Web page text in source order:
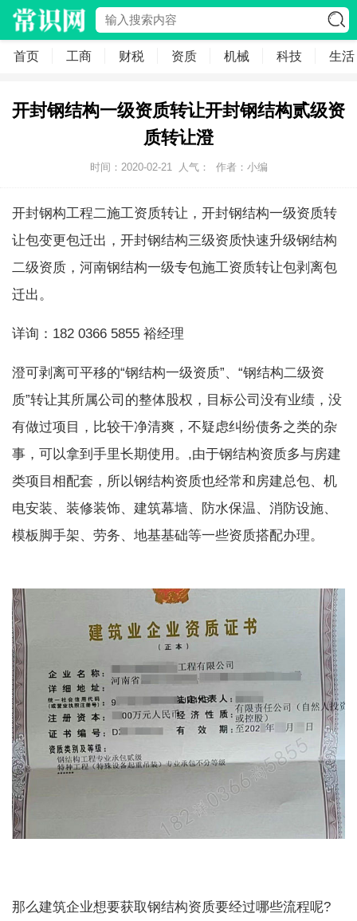
首页 工商 财税 资质 机械 科技 生活
开封钢结构一级资质转让开封钢结构贰级资
质转让澄
时间：2020-02-21 人气： 作者：小编
开封钢构工程二施工资质转让，开封钢结构一级资质转
让包变更包迁出，开封钢结构三级资质快速升级钢结构
二级资质，河南钢结构一级专包施工资质转让包剥离包
迁出。
详询：182 0366 5855 裕经理
澄可剥离可平移的“钢结构一级资质”、“钢结构二级资
质”转让其所属公司的整体股权，目标公司没有业绩，没
有做过项目，比较干净清爽，不疑虑纠纷债务之类的杂
事，可以拿到手里长期使用。,由于钢结构资质多与房建
类项目相配套，所以钢结构资质也经常和房建总包、机
电安装、装修装饰、建筑幕墙、防水保温、消防设施、
模板脚手架、劳务、地基基础等一些资质搭配办理。
那么建筑企业想要获取钢结构资质要经过哪些流程呢?